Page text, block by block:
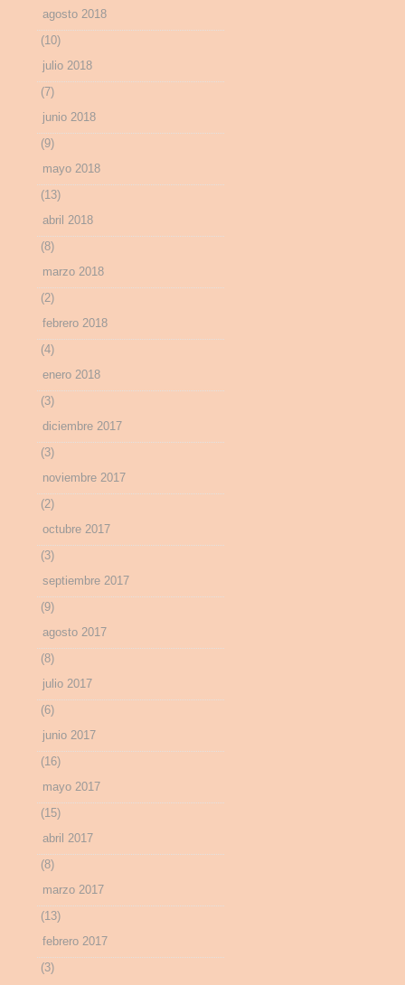
agosto 2018
(10)
julio 2018
(7)
junio 2018
(9)
mayo 2018
(13)
abril 2018
(8)
marzo 2018
(2)
febrero 2018
(4)
enero 2018
(3)
diciembre 2017
(3)
noviembre 2017
(2)
octubre 2017
(3)
septiembre 2017
(9)
agosto 2017
(8)
julio 2017
(6)
junio 2017
(16)
mayo 2017
(15)
abril 2017
(8)
marzo 2017
(13)
febrero 2017
(3)